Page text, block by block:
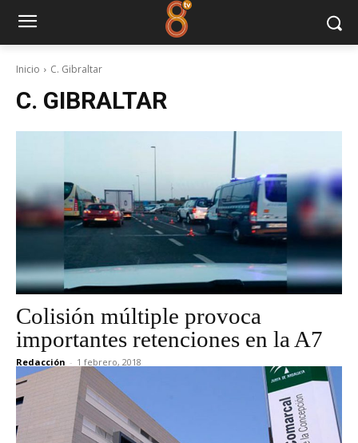
Inicio C. Gibraltar
C. GIBRALTAR
Colisión múltiple provoca
importantes retenciones en la A7
Redacción - 1 febrero, 2018